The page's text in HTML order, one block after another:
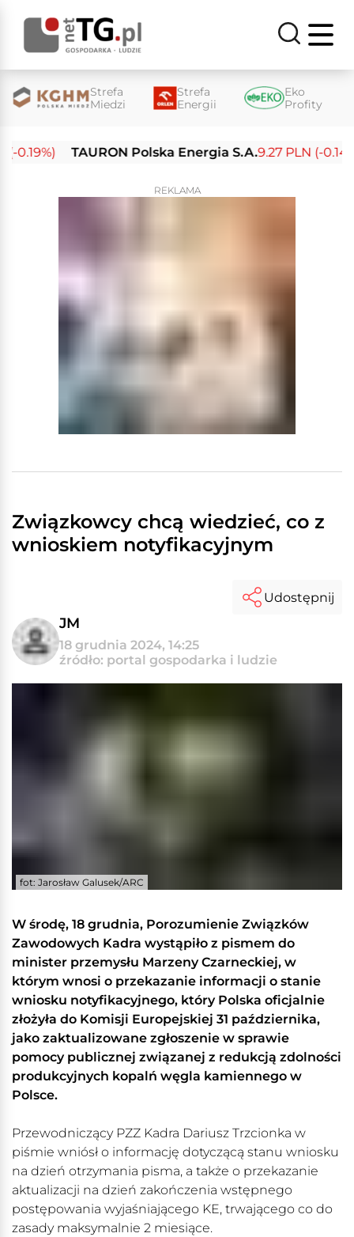
Strefa
Miedzi
Strefa
Energii
Eko
Profity
TAURON Polska Energia S.A.9.27 PLN (-0.14%)
REKLAMA
Związkowcy chcą wiedzieć, co z
wnioskiem notyfikacyjnym
JM
18 grudnia 2024, 14:25
źródło: portal gospodarka i ludzie
Udostępnij
fot: Jarosław Galusek/ARC
W środę, 18 grudnia, Porozumienie Związków
Zawodowych Kadra wystąpiło z pismem do
minister przemysłu Marzeny Czarneckiej, w
którym wnosi o przekazanie informacji o stanie
wniosku notyfikacyjnego, który Polska oficjalnie
złożyła do Komisji Europejskiej 31 października,
jako zaktualizowane zgłoszenie w sprawie
pomocy publicznej związanej z redukcją zdolności
produkcyjnych kopalń węgla kamiennego w
Polsce.
Przewodniczący PZZ Kadra Dariusz Trzcionka w
piśmie wniósł o informację dotyczącą stanu wniosku
na dzień otrzymania pisma, a także o przekazanie
aktualizacji na dzień zakończenia wstępnego
postępowania wyjaśniającego KE, trwającego co do
zasady maksymalnie 2 miesiące.